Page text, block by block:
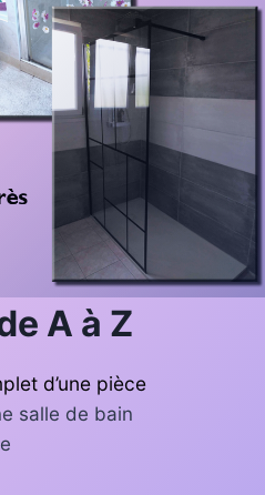
A à Z
d’une pièce
salle de bain